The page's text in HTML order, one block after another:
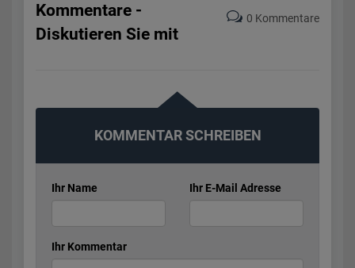
0 Kommentare
Kommentare -
Diskutieren Sie mit
KOMMENTAR SCHREIBEN
Ihr Name Ihr E-Mail Adresse
Ihr Kommentar